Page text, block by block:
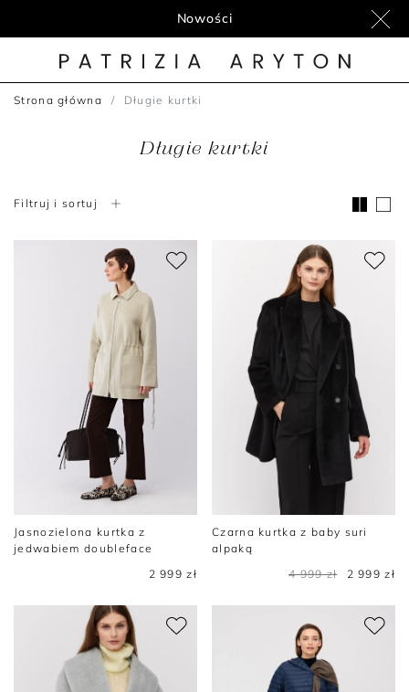
Nowości
Strona główna Długie kurtki
Długie kurtki
Filtruj i sortuj
Jasnozielona kurtka z
jedwabiem doubleface
2 999 zł
Czarna kurtka z baby suri
alpaką
4 999 zł
2 999 zł